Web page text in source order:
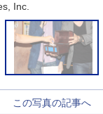
Inc.
この写真の記事へ